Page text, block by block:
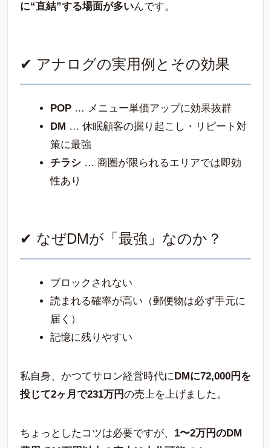
に“直結”する場面が多いんです。
✔ アナログの実用例とその効果
POP … メニュー単価アップに効果抜群
DM … 休眠顧客の掘り起こし・リピート対
策に最強
チラシ … 商圏が限られるエリアでは即効
性あり
✔ なぜDMが「最強」なのか？
ブロックされない
読まれる確率が高い（郵便物は必ず手元に
届く）
記憶に残りやすい
私自身、かつてサロン経営時代にDMに72,000円を
投じて2ヶ月で231万円の売上を上げました。
ちょっとしたコツは必要ですが、 1〜2万円のDM